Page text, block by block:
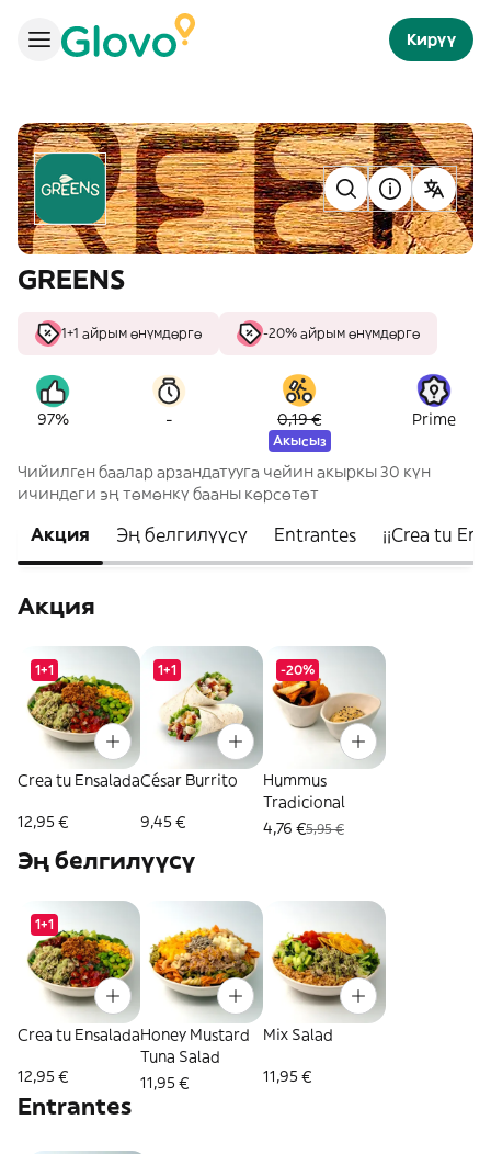
Кирүү
GREENS
1+1 айрым өнүмдөргө -20% айрым өнүмдөргө
97% - 0,19 €
Акысыз
Prime
Чийилген баалар арзандатууга чейин акыркы 30 күн
ичиндеги эң төмөнкү бааны көрсөтөт
Акция Эң белгилүүсү Entrantes ¡¡Crea tu
Акция
1+1
Crea tu Ensalada
12,95 €
1+1
César Burrito
9,45 €
-20%
Hummus
Tradicional
4,76 €5,95 €
Эң белгилүүсү
1+1
Crea tu Ensalada
12,95 €
Honey Mustard
Tuna Salad
11,95 €
Mix Salad
11,95 €
Entrantes